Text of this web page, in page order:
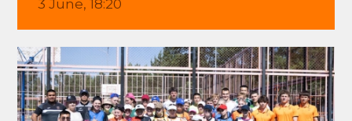
3 June, 18:20